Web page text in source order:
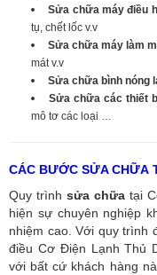
Sửa chữa máy điều
tụ, chết lốc v.v
Sửa chữa máy làm
mát v.v
Sửa chữa bình nóng
Sửa chữa các thiết
mô tơ các loại …
CÁC BƯỚC SỬA CHỮA
Quy trình sửa chữa tại
hiện sự chuyên nghiệp
nhiệm cao. Với quy trình
điều Cơ Điện Lạnh Thủ
với bất cứ khách hàng